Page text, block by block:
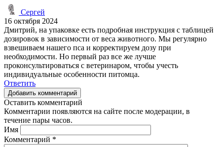
Сергей
16 октября 2024
Дмитрий, на упаковке есть подробная инструкция с таблицей
дозировок в зависимости от веса животного. Мы регулярно
взвешиваем нашего пса и корректируем дозу при
необходимости. Но первый раз все же лучше
проконсультироваться с ветеринаром, чтобы учесть
индивидуальные особенности питомца.
Ответить
Добавить комментарий
Оставить комментарий
Комментарии появляются на сайте после модерации, в
течение пары часов.
Имя
Комментарий *